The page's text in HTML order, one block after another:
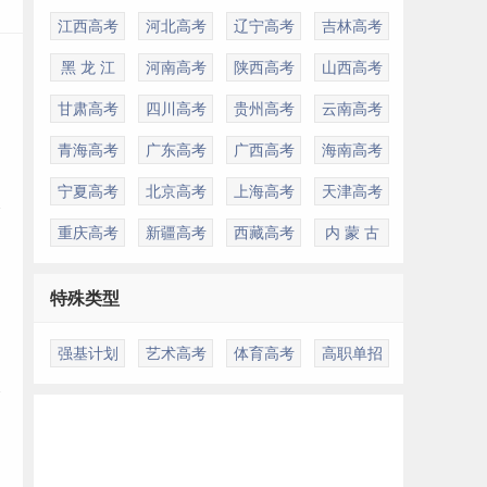
江西高考 河北高考 辽宁高考 吉林高考
黑 龙 江 河南高考 陕西高考 山西高考
甘肃高考 四川高考 贵州高考 云南高考
青海高考 广东高考 广西高考 海南高考
宁夏高考 北京高考 上海高考 天津高考
重庆高考 新疆高考 西藏高考 内 蒙 古
特殊类型
强基计划 艺术高考 体育高考 高职单招